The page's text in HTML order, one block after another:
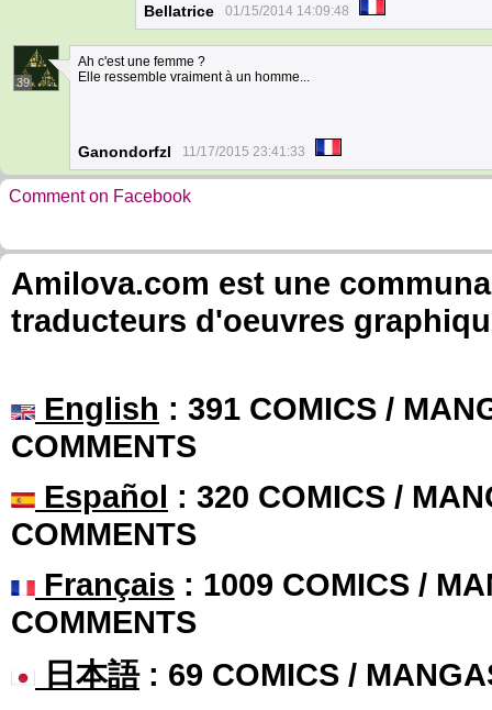
Bellatrice 01/15/2014 14:09:48
39
Ah c'est une femme ?
Elle ressemble vraiment à un homme...
Ganondorfzl 11/17/2015 23:41:33
Comment on Facebook
Amilova.com est une
traducteurs d'oeuvres
English : 391 COMICS /
COMMENTS
Español : 320 COMICS /
COMMENTS
Français : 1009 COMICS /
COMMENTS
日本語: 69 COMICS /